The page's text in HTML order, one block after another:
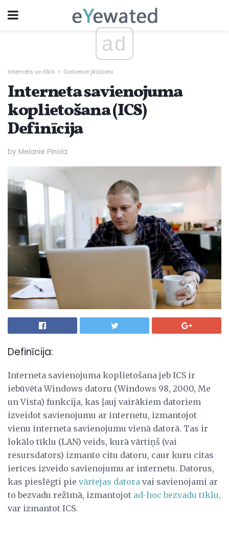
ad
Internets un tīkls Galvenie jēdzieni
Interneta savienojuma
koplietošana (ICS)
Definīcija
by Melanie Pinola
Definīcija:
Interneta savienojuma koplietošana jeb ICS ir
iebūvēta Windows datoru (Windows 98, 2000, Me
un Vista) funkcija, kas ļauj vairākiem datoriem
izveidot savienojumu ar internetu, izmantojot
vienu interneta savienojumu vienā datorā. Tas ir
lokālo tīklu (LAN) veids, kurā vārtiņš (vai
resursdators) izmanto citu datoru, caur kuru citas
ierīces izveido savienojumu ar internetu. Datorus,
kas pieslēgti pie vārtejas datora vai savienojami ar
to bezvadu režīmā, izmantojot ad-hoc bezvadu tīklu,
var izmantot ICS.